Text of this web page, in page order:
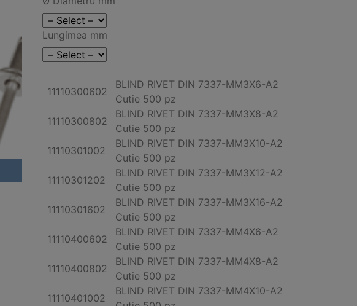
Lungimea mm
11110300602
BLIND RIVET DIN 7337-MM3X6-A2
Cutie 500 pz
11110300802
BLIND RIVET DIN 7337-MM3X8-A2
Cutie 500 pz
11110301002
BLIND RIVET DIN 7337-MM3X10-A2
Cutie 500 pz
11110301202
BLIND RIVET DIN 7337-MM3X12-A2
Cutie 500 pz
11110301602
BLIND RIVET DIN 7337-MM3X16-A2
Cutie 500 pz
11110400602
BLIND RIVET DIN 7337-MM4X6-A2
Cutie 500 pz
11110400802
BLIND RIVET DIN 7337-MM4X8-A2
Cutie 500 pz
11110401002
BLIND RIVET DIN 7337-MM4X10-A2